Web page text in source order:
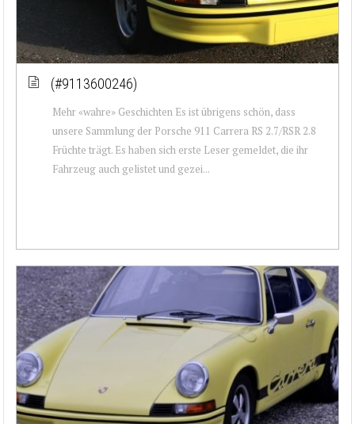
(#9113600246)
Mehr «wahre» Geschichten Es ist übrigens schön, dass
unsere Sammlung der Porsche 911 Carrera RS 2.7/RSR 2.8
Früchte trägt. Es haben sich erste Leser gemeldet, die ihr
Fahrzeug auch gelistet und gezei...